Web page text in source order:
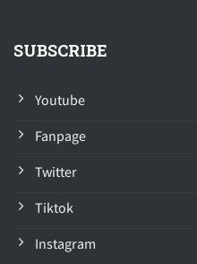
SUBSCRIBE
Youtube
Fanpage
Twitter
Tiktok
Instagram